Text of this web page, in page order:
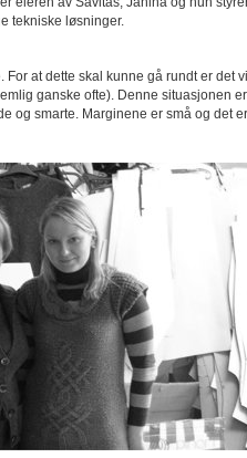
tekniske løsninger.
at dette skal kunne gå rundt er det
ganske ofte). Denne situasjonen
og smarte. Marginene er små og det